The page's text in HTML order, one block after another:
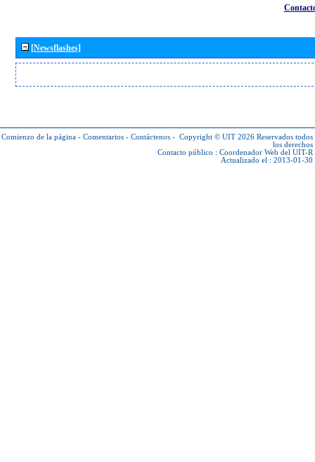
[Newsflashes]
Comienzo de la página - Comentarios - Contáctenos - Copyright © UIT 2026 Reservados todos
los derechos
Contacto público : Coordenador Web del UIT-R
Actualizado el : 2013-01-30